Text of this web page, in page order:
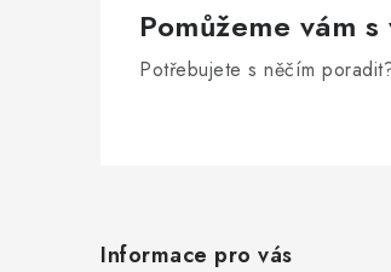
Pomůžeme vám
Potřebujete s něčím
Informace pro vás